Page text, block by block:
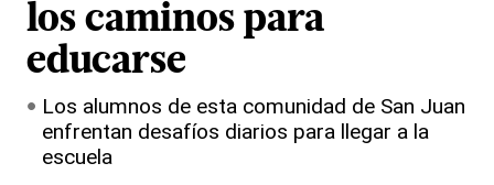
los caminos para
educarse
Los alumnos de esta comunidad de San Juan
enfrentan desafíos diarios para llegar a la
escuela